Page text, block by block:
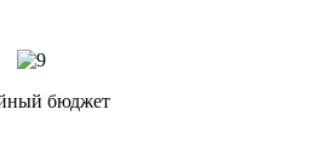
бюджет